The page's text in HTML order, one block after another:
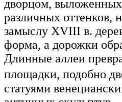
дворцом, выложенных
различных оттенков,
замыслу XVIII в.
форма, а дорожки
Длинные аллеи
площадки, подобно
статуями